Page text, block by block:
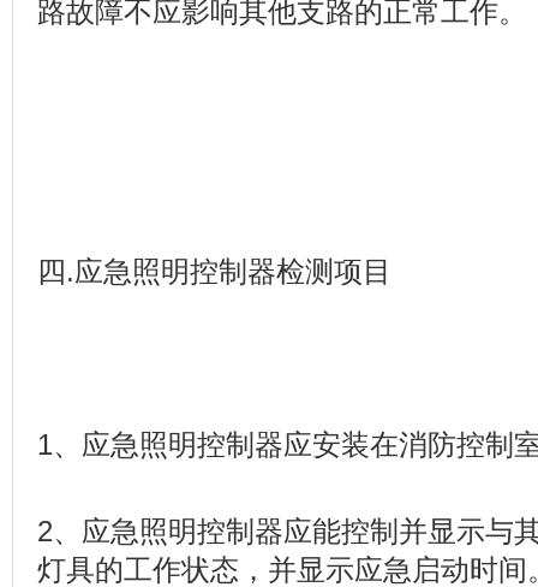
路故障不应影响其他支路的正常工作。
四.应急照明控制器检测项目
1、应急照明控制器应安装在消防控制
2、应急照明控制器应能控制并显示与
灯具的工作状态，并显示应急启动时间